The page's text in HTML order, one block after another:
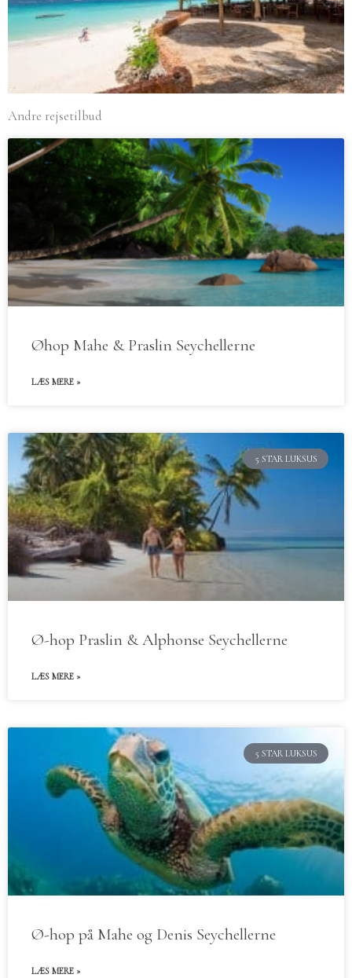
Andre rejsetilbud
Øhop Mahe & Praslin Seychellerne
LÆS MERE »
5 STAR LUKSUS
Ø-hop Praslin & Alphonse Seychellerne
LÆS MERE »
5 STAR LUKSUS
Ø-hop på Mahe og Denis Seychellerne
LÆS MERE »